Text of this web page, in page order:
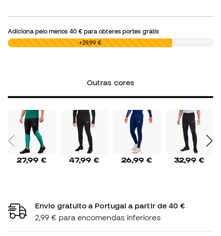
Adiciona pelo menos 40 €para obteres portes grátis
0,00 € +29,99 €
Outras cores
27,99 € 47,99 € 26,99 € 32,99 €
Envio gratuito a Portugal a partir de 40 €
2,99 € para encomendas inferiores